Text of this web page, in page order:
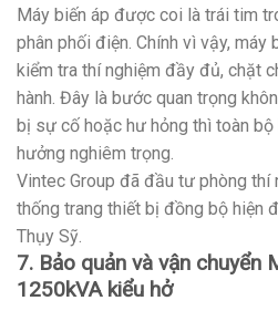
Máy biến áp được coi là trái tim
phân phối điện. Chính vì vậy,
kiểm tra thí nghiệm đầy đủ, chặt
hành. Đây là bước quan trọng
bị sự cố hoặc hư hỏng thì toàn
hưởng nghiêm trọng.
Vintec Group đã đầu tư phòng thí
thống trang thiết bị đồng bộ hiện
Thụy Sỹ.
7. Bảo quản và vận chuyển
1250kVA kiểu hở